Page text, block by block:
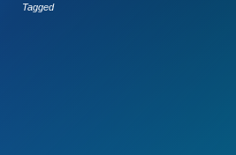
Tagged